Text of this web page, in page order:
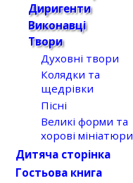
Диригенти
Виконавці
Твори
Духовні твори
Колядки та
щедрівки
Пісні
Великі форми та
хорові мініатюри
Дитяча сторінка
Гостьова книга